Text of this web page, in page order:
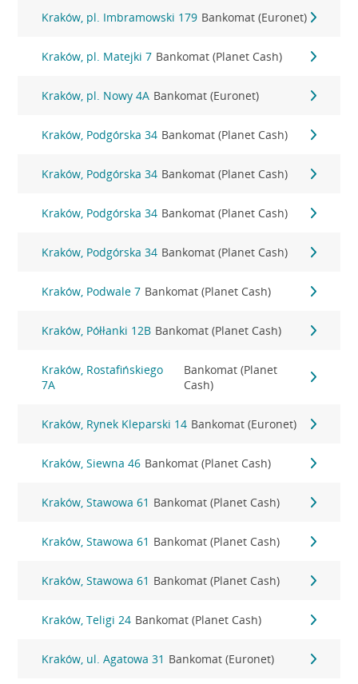
Kraków, pl. Imbramowski 179 Bankomat (Euronet)
Kraków, pl. Matejki 7 Bankomat (Planet Cash)
Kraków, pl. Nowy 4A Bankomat (Euronet)
Kraków, Podgórska 34 Bankomat (Planet Cash)
Kraków, Podgórska 34 Bankomat (Planet Cash)
Kraków, Podgórska 34 Bankomat (Planet Cash)
Kraków, Podgórska 34 Bankomat (Planet Cash)
Kraków, Podwale 7 Bankomat (Planet Cash)
Kraków, Półłanki 12B Bankomat (Planet Cash)
Kraków, Rostafińskiego
7A
Bankomat (Planet
Cash)
Kraków, Rynek Kleparski 14 Bankomat (Euronet)
Kraków, Siewna 46 Bankomat (Planet Cash)
Kraków, Stawowa 61 Bankomat (Planet Cash)
Kraków, Stawowa 61 Bankomat (Planet Cash)
Kraków, Stawowa 61 Bankomat (Planet Cash)
Kraków, Teligi 24 Bankomat (Planet Cash)
Kraków, ul. Agatowa 31 Bankomat (Euronet)